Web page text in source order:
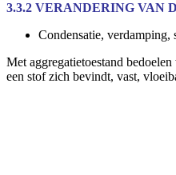
3.3.2 VERANDERING VAN
Condensatie, verdamping,
Met aggregatietoestand
een stof zich bevindt, vast,